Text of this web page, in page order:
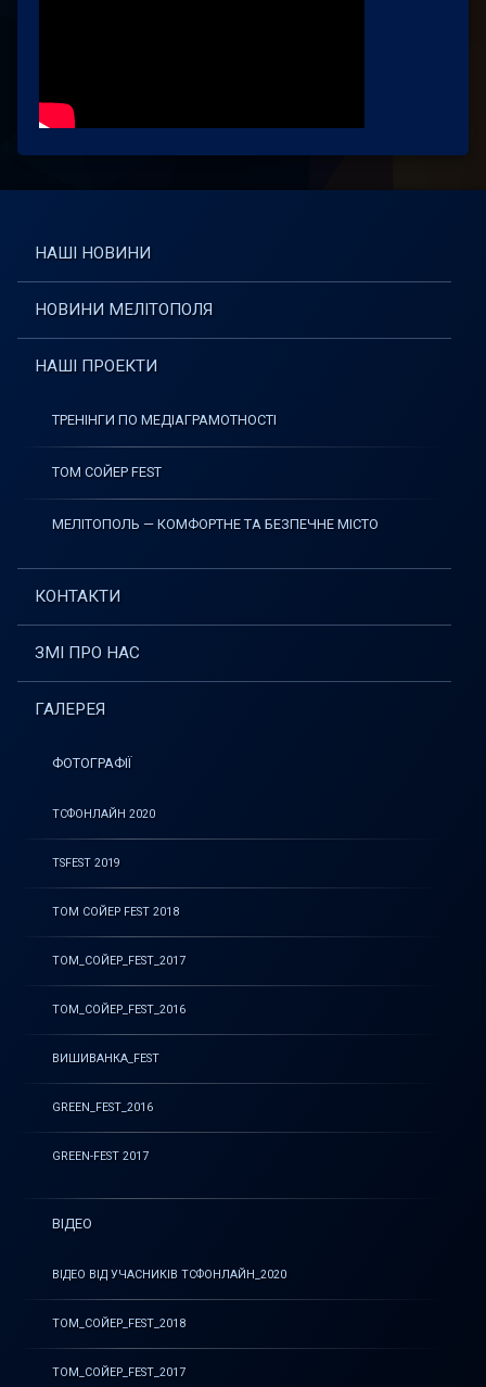
НАШІ НОВИНИ
НОВИНИ МЕЛІТОПОЛЯ
НАШІ ПРОЕКТИ
ТРЕНІНГИ ПО МЕДІАГРАМОТНОСТІ
ТОМ СОЙЕР FEST
МЕЛІТОПОЛЬ — КОМФОРТНЕ ТА БЕЗПЕЧНЕ МІСТО
КОНТАКТИ
ЗМІ ПРО НАС
ГАЛЕРЕЯ
ФОТОГРАФІЇ
ТСФОНЛАЙН 2020
TSFEST 2019
ТОМ СОЙЕР FEST 2018
ТОМ_СОЙЕР_FEST_2017
ТОМ_СОЙЕР_FEST_2016
ВИШИВАНКА_FEST
GREEN_FEST_2016
GREEN-FEST 2017
ВІДЕО
ВІДЕО ВІД УЧАСНИКІВ ТСФОНЛАЙН_2020
ТОМ_СОЙЕР_FEST_2018
ТОМ_СОЙЕР_FEST_2017